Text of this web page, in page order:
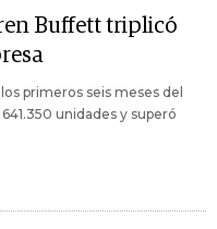
Buffett triplicó
primeros seis meses del
unidades y superó